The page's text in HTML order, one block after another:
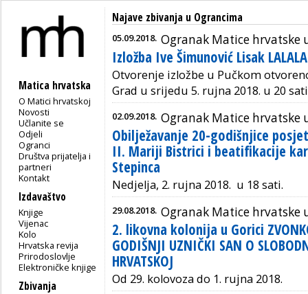
Matica hrvatska
O Matici hrvatskoj
Novosti
Učlanite se
Odjeli
Ogranci
Društva prijatelja i
partneri
Kontakt
Izdavaštvo
Knjige
Vijenac
Kolo
Hrvatska revija
Prirodoslovlje
Elektroničke knjige
Zbivanja
Najave zbivanja u Ograncima
05.09.2018. Ogranak Matice hrvatske
Izložba Ive Šimunović Lisak
Otvorenje izložbe u Pučkom
Grad u srijedu 5. rujna 2018. u 20
02.09.2018. Ogranak Matice hrvatske
Obilježavanje 20-godišnjice
II. Mariji Bistrici i beatifikacije
Stepinca
Nedjelja, 2. rujna 2018. u 18 sati.
29.08.2018. Ogranak Matice hrvatske
2. likovna kolonija u Gorici
GODIŠNJI UZNIČKI SAN O
HRVATSKOJ
Od 29. kolovoza do 1. rujna 2018.